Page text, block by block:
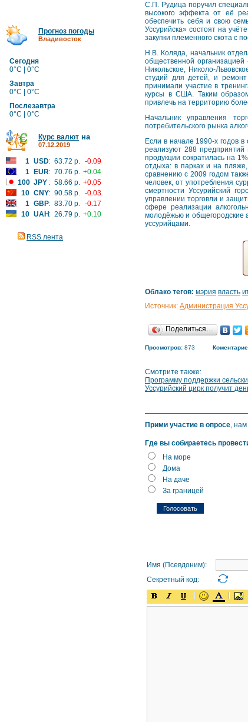
Прогноз погоды
Владивосток
Сегодня
0°C | 0°C
Завтра
0°C | 0°C
Послезавтра
0°C | 0°C
Курс валют на
07.12.2019
1 USD: 63.72 р. -0.09
1
EUR: 70.76 р. +0.04
100 JPY : 58.66 р. +0.05
10 CNY: 90.58 р. -0.03
1 GBP: 83.70 р. -0.17
10 UAH: 26.79 р. +0.10
RSS лента
С.П. Рудица поручил
высокого эффекта от её
обеспечить себя и свою
Уссурийска» состоят на
закупки племенного скота с
Н.В. Коляда, начальник
общественной
Никольское, Николо-
студий для детей, и ремонт
принимали участие в
курсы в США. Таким
привлечь на территорию
Начальник управления
потребительского рынка
Если в начале 1990-х годов
реализуют 288 предприятий
продукции сократилась на
отдыха: в парках и на
сравнению с 2009 годом
человек, от употребления
смертности Уссурийский
управлении торговли и
сфере реализации
молодёжью и общегородские
уссурийцами.
Облако тегов: мэрия власть
Источник: Администрация
Поделиться…
Просмотров: 873
Смотрите также:
Программу поддержки
Уссурийский цирк получит
Прими участие в опросе,
Где вы собираетесь
На море
Дома
На даче
За границей
Имя (Псевдоним):
Секретный код: